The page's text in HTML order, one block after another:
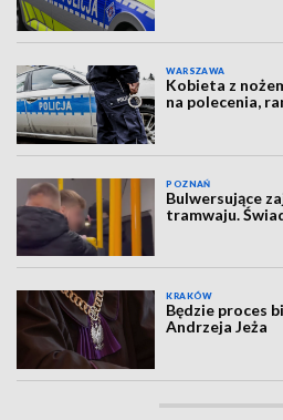
WARSZAWA
Kobieta z
na polecenia,
POZNAŃ
Bulwersujące
tramwaju.
KRAKÓW
Będzie proces
Andrzeja Jeża